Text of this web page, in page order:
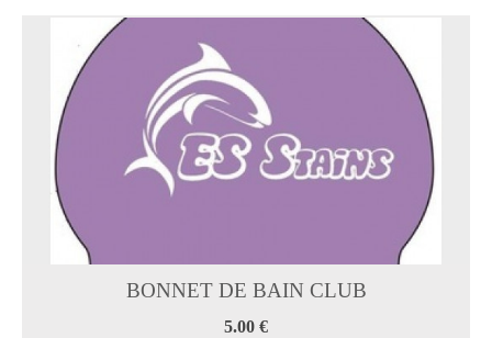
BONNET DE BAIN CLUB
5.00 €